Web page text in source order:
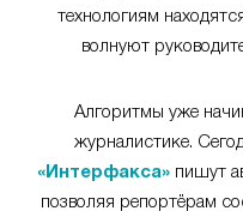
технологиям
волнуют
Алгоритмы уже
журналистике.
«Интерфакса» пишут
позволяя репортёрам